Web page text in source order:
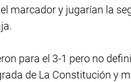
marcador y jugarían la
para el 3-1 pero no
de La Constitución y